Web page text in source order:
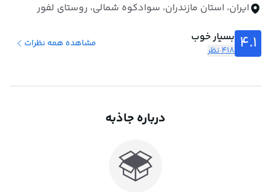
ایران، استان مازندران، سوادکوه شمالی، روستای لفور
4.1 بسیار خوب
418 نظر
مشاهده همه نظرات
درباره جاذبه